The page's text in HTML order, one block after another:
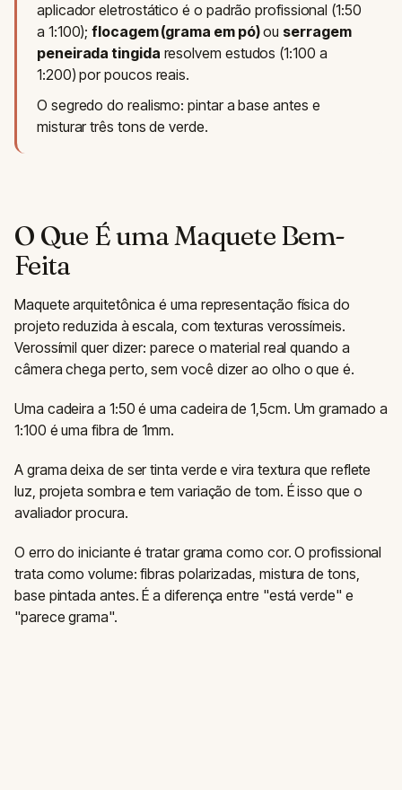
aplicador eletrostático é o padrão profissional (1:50
a 1:100);flocagem (grama em pó)ou serragem
peneirada tingida resolvem estudos (1:100 a
1:200) por poucos reais.
O segredo do realismo: pintar a base antes e
misturar três tons de verde.
O Que É uma Maquete Bem-
Feita
Maquete arquitetônica é uma representação física do
projeto reduzida à escala, com texturas verossímeis.
Verossímil quer dizer: parece o material real quando a
câmera chega perto, sem você dizer ao olho o que é.
Uma cadeira a 1:50 é uma cadeira de 1,5cm. Um gramado a
1:100 é uma fibra de 1mm.
A grama deixa de ser tinta verde e vira textura que reflete
luz, projeta sombra e tem variação de tom. É isso que o
avaliador procura.
O erro do iniciante é tratar grama como cor. O profissional
trata como volume: fibras polarizadas, mistura de tons,
base pintada antes. É a diferença entre "está verde" e
"parece grama".